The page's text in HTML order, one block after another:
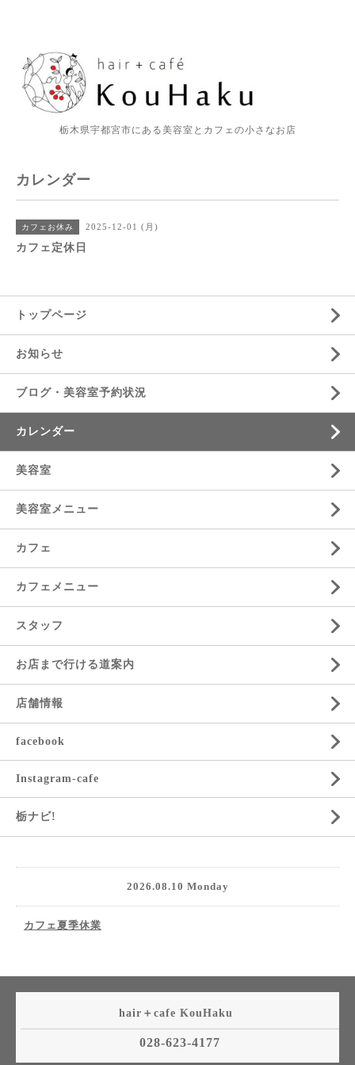
栃木県宇都宮市にある美容室とカフェの小さなお店
カレンダー
カフェお休み 2025-12-01 (月)
カフェ定休日
トップページ
お知らせ
ブログ・美容室予約状況
カレンダー
美容室
美容室メニュー
カフェ
カフェメニュー
スタッフ
お店まで行ける道案内
店舗情報
facebook
Instagram-cafe
栃ナビ!
2026.08.10 Monday
カフェ夏季休業
hair＋cafe KouHaku
028-623-4177